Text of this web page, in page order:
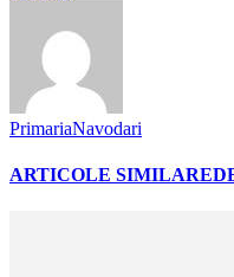
PrimariaNavodari
ARTICOLE SIMILARE